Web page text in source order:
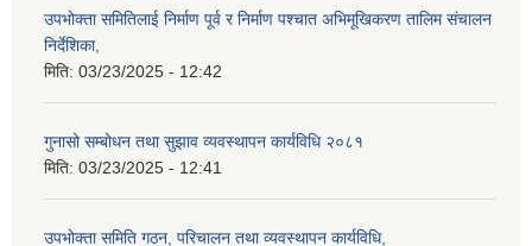
उपभोक्ता समितिलाई निर्माण पूर्व र निर्माण पश्चात अभिमूखिकरण तालिम संचालन
निर्देशिका,
मिति: 03/23/2025 - 12:42
गुनासो सम्बोधन तथा सुझाव व्यवस्थापन कार्यविधि २०८१
मिति: 03/23/2025 - 12:41
उपभोक्ता समिति गठन, परिचालन तथा व्यवस्थापन कार्यविधि,